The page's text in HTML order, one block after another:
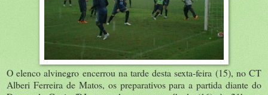
O elenco alvinegro encerrou na tarde desta sexta-feira (15), no CT
Alberi Ferreira de Matos, os preparativos para a partida diante do